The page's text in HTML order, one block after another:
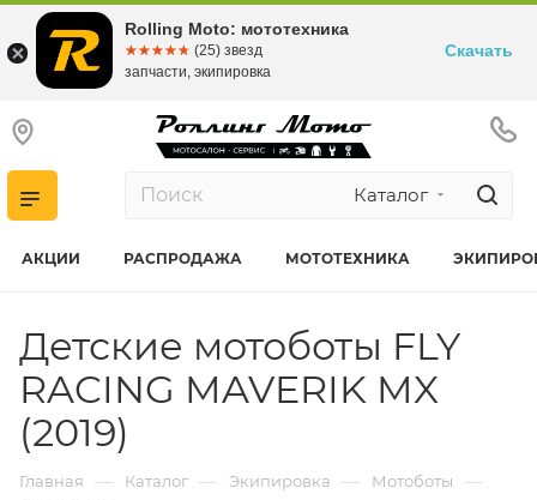
Каталог
АКЦИИ РАСПРОДАЖА МОТОТЕХНИКА
Детские мотоботы FLY
RACING MAVERIK MX
(2019)
Главная — Каталог — Экипировка — Мотоботы —
Rolling Moto: мототехника
☆☆☆☆☆
★★★★★ (25) звезд
запчасти, экипировка
Скачать